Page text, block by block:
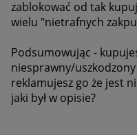
zablokować od tak
wielu "nietrafnych
Podsumowując -
niesprawny/
reklamujesz go że jest
jaki był w opisie?